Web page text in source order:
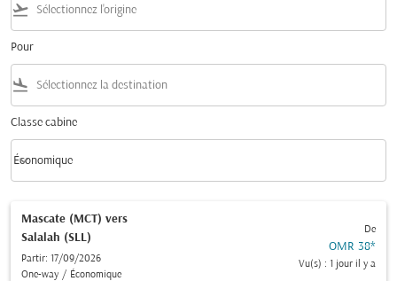
flight_takeoff
Pour
flight_land
Classe cabine
Classe cabine option Économique Selected
Économique
keyboard_arrow_down
Mascate (MCT) vers
Salalah (SLL)
Partir: 17/09/2026
One-way / Économique
De
OMR 38*
Vu(s) : 1 jour il y a